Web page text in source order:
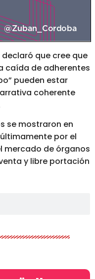
que cree que
caída de adherentes
pueden estar
coherente
se mostraron en
por el
mercado de órganos
y libre portación